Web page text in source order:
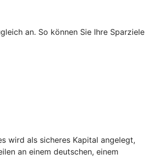
an. So können Sie Ihre Sparziele
wird als sicheres Kapital angelegt,
an einem deutschen, einem